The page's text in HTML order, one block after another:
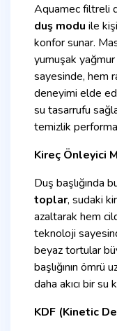
Aquamec filtreli
duş modu ile
konfor sunar.
yumuşak
sayesinde, hem
deneyimi elde
su tasarrufu
temizlik
Kireç Önleyici
Duş başlığında
toplar, sudaki
azaltarak hem
teknoloji
beyaz tortular
başlığının ömrü
daha akıcı bir su
KDF (Kinetic